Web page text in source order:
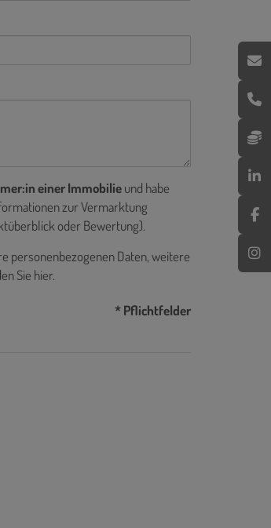
einer Immobilieund habe
zur Vermarktung
oder Bewertung).
personenbezogenen Daten, weitere
Sie hier.
* Pflichtfelder